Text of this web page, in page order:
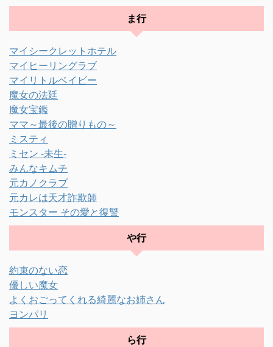
ま行
マイシークレットホテル
マイヒーリングラブ
マイリトルベイビー
魔女の法廷
魔女宝鑑
ママ～最後の贈りもの～
ミスティ
ミセン -未生-
みんなキムチ
元カノクラブ
元カレは天才詐欺師
モンスター その愛と復讐
や行
約束のない恋
優しい魔女
よくおごってくれる綺麗なお姉さん
ヨンパリ
ら行